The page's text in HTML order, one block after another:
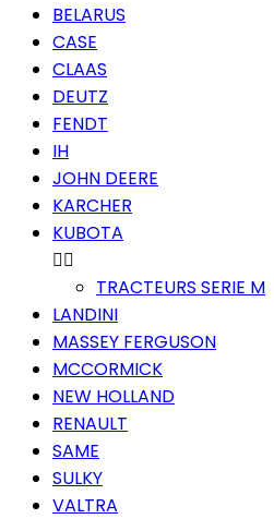
BELARUS
CASE
CLAAS
DEUTZ
FENDT
IH
JOHN DEERE
KARCHER
KUBOTA

TRACTEURS SERIE M
LANDINI
MASSEY FERGUSON
MCCORMICK
NEW HOLLAND
RENAULT
SAME
SULKY
VALTRA